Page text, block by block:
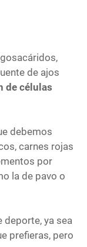
de ajos
de células
debemos
carnes rojas
por
la de pavo o
deporte, ya sea
prefieras, pero